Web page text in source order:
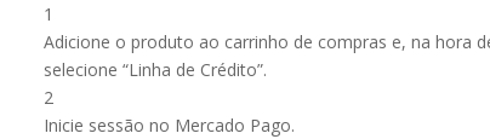
1
Adicione o produto ao carrinho de compras e, na hora
selecione “Linha de Crédito”.
2
Inicie sessão no Mercado Pago.